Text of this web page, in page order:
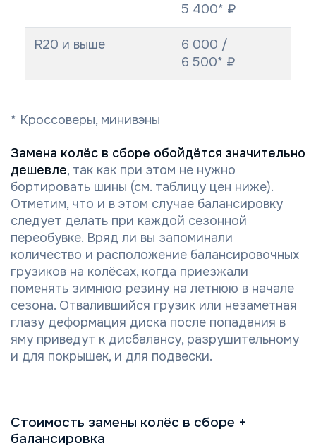
5 400* ₽
R20 и выше
6 000 /
6 500* ₽
* Кроссоверы, минивэны
Замена колёс в сборе обойдётся значительно
дешевле, так как при этом не нужно
бортировать шины (см. таблицу цен ниже).
Отметим, что и в этом случае балансировку
следует делать при каждой сезонной
переобувке. Вряд ли вы запоминали
количество и расположение балансировочных
грузиков на колёсах, когда приезжали
поменять зимнюю резину на летнюю в начале
сезона. Отвалившийся грузик или незаметная
глазу деформация диска после попадания в
яму приведут к дисбалансу, разрушительному
и для покрышек, и для подвески.
Стоимость замены колёс в сборе +
балансировка